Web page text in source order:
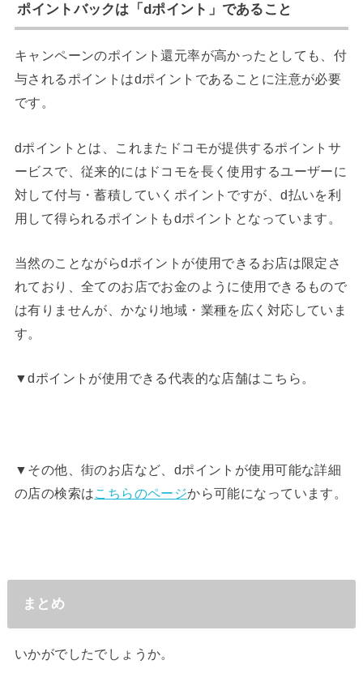
ポイントバックは「dポイント」であること
キャンペーンのポイント還元率が高かったとしても、付
与されるポイントはdポイントであることに注意が必要
です。
dポイントとは、これまたドコモが提供するポイントサ
ービスで、従来的にはドコモを長く使用するユーザーに
対して付与・蓄積していくポイントですが、d払いを利
用して得られるポイントもdポイントとなっています。
当然のことながらdポイントが使用できるお店は限定さ
れており、全てのお店でお金のように使用できるもので
は有りませんが、かなり地域・業種を広く対応していま
す。
▼dポイントが使用できる代表的な店舗はこちら。
▼その他、街のお店など、dポイントが使用可能な詳細
の店の検索はこちらのページから可能になっています。
まとめ
いかがでしたでしょうか。